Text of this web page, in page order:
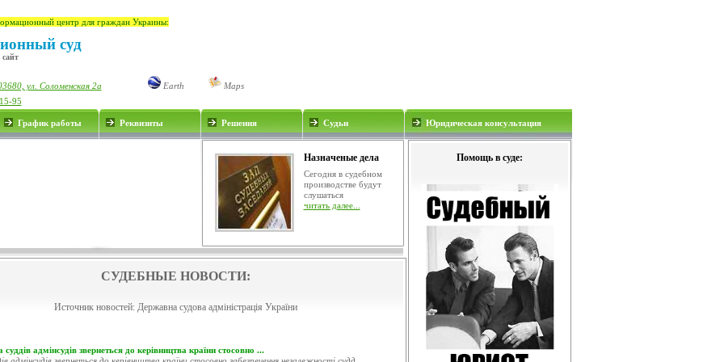
центр для граждан Украины:
суд
ул. Соломенская 2а Earth
Maps
95
График работы Реквизиты Решения Судьи Юридическая консультация
Назначеные дела
Сегодня в судебном
производстве будут
слушаться
читать далее...
Помощь в суде:
СУДЕБНЫЕ НОВОСТИ:
Источник новостей: Державна судова адміністрація України
суддів адмінсудів звернеться до керівництва країни стосовно ...